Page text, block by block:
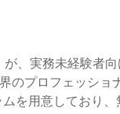
、実務未経験者
のプロフェッショ
を用意しており